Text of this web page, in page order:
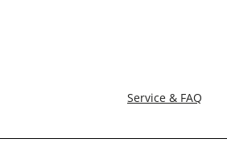
Service & FAQ